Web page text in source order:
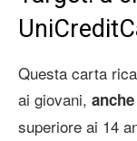
Questa carta
ai giovani,
superiore ai 14